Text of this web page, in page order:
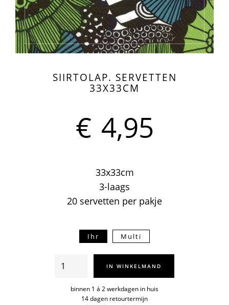
SIIRTOLAP. SERVETTEN
33X33CM
€ 4,95
33x33cm
3-laags
20 servetten per pakje
Ihr Multi
Siirtolap.
servetten
33x33cm
IN WINKELMAND
binnen 1 á 2 werkdagen in huis
14 dagen retourtermijn